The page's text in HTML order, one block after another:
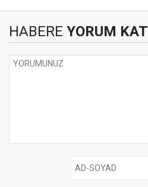
HABERE YORUM KAT